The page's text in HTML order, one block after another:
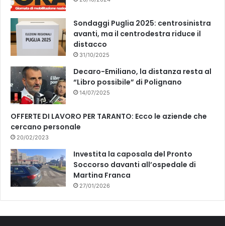
Sondaggi Puglia 2025: centrosinistra
avanti, ma il centrodestra riduce il
distacco
31/10/2025
Decaro-Emiliano, la distanza resta al
“Libro possibile” di Polignano
14/07/2025
OFFERTE DI LAVORO PER TARANTO: Ecco le aziende che
cercano personale
20/02/2023
Investita la caposala del Pronto
Soccorso davanti all’ospedale di
Martina Franca
27/01/2026